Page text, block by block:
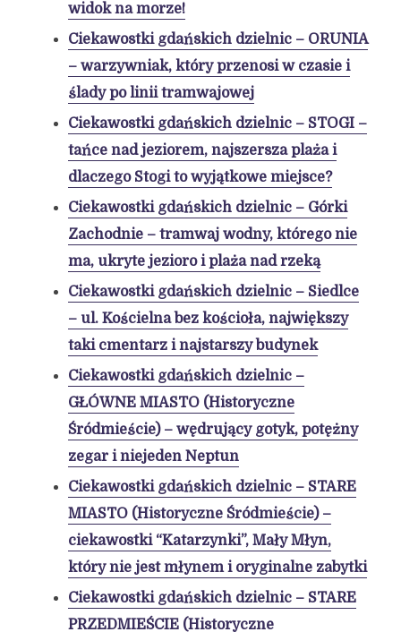
widok na morze!
Ciekawostki gdańskich dzielnic – ORUNIA
– warzywniak, który przenosi w czasie i
ślady po linii tramwajowej
Ciekawostki gdańskich dzielnic – STOGI –
tańce nad jeziorem, najszersza plaża i
dlaczego Stogi to wyjątkowe miejsce?
Ciekawostki gdańskich dzielnic – Górki
Zachodnie – tramwaj wodny, którego nie
ma, ukryte jezioro i plaża nad rzeką
Ciekawostki gdańskich dzielnic – Siedlce
– ul. Kościelna bez kościoła, największy
taki cmentarz i najstarszy budynek
Ciekawostki gdańskich dzielnic –
GŁÓWNE MIASTO (Historyczne
Śródmieście) – wędrujący gotyk, potężny
zegar i niejeden Neptun
Ciekawostki gdańskich dzielnic – STARE
MIASTO (Historyczne Śródmieście) –
ciekawostki “Katarzynki”, Mały Młyn,
który nie jest młynem i oryginalne zabytki
Ciekawostki gdańskich dzielnic – STARE
PRZEDMIEŚCIE (Historyczne